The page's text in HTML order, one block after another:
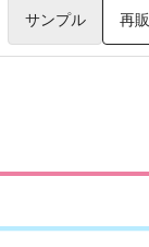
サンプル 再